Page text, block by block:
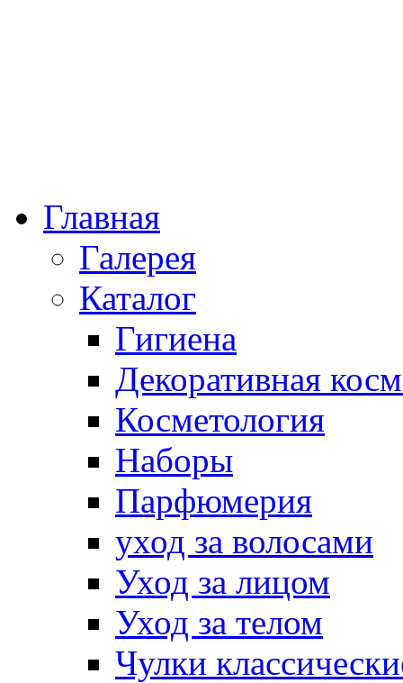
Главная
Галерея
Каталог
Гигиена
Декоративная
Косметология
Наборы
Парфюмерия
уход за волосами
Уход за лицом
Уход за телом
Чулки